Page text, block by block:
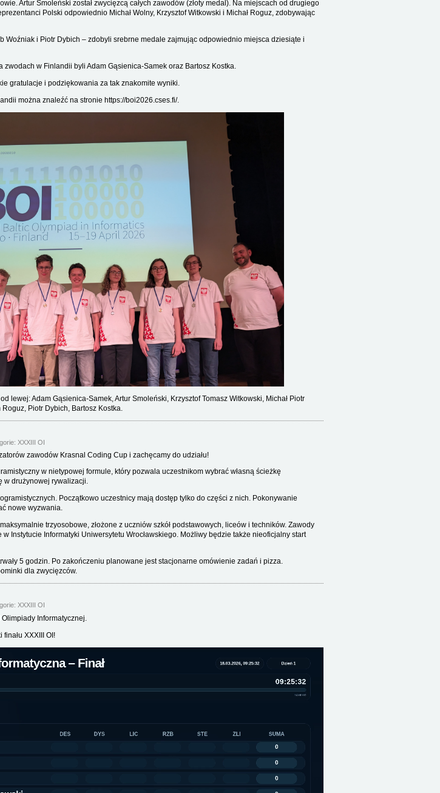
Artur Smoleński został zwycięzcą całych zawodów (złoty medal). Na miejscach od drugiego
Polski odpowiednio Michał Wolny, Krzysztof Witkowski i Michał Roguz, zdobywając
Woźniak i Piotr Dybich – zdobyli srebrne medale zajmując odpowiednio miejsca dziesiąte i
w Finlandii byli Adam Gąsienica-Samek oraz Bartosz Kostka.
gratulacje i podziękowania za tak znakomite wyniki.
można znaleźć na stronie https://boi2026.cses.fi/.
lewej: Adam Gąsienica-Samek, Artur Smoleński, Krzysztof Tomasz Witkowski, Michał Piotr
Piotr Dybich, Bartosz Kostka.
XXXIII OI
zawodów Krasnal Coding Cup i zachęcamy do udziału!
w nietypowej formule, który pozwala uczestnikom wybrać własną ścieżkę
w drużynowej rywalizacji.
Początkowo uczestnicy mają dostęp tylko do części z nich. Pokonywanie
nowe wyzwania.
trzyosobowe, złożone z uczniów szkół podstawowych, liceów i techników. Zawody
Instytucie Informatyki Uniwersytetu Wrocławskiego. Możliwy będzie także nieoficjalny start
5 godzin. Po zakończeniu planowane jest stacjonarne omówienie zadań i pizza.
dla zwycięzców.
XXXIII OI
Olimpiady Informatycznej.
XXXIII OI!